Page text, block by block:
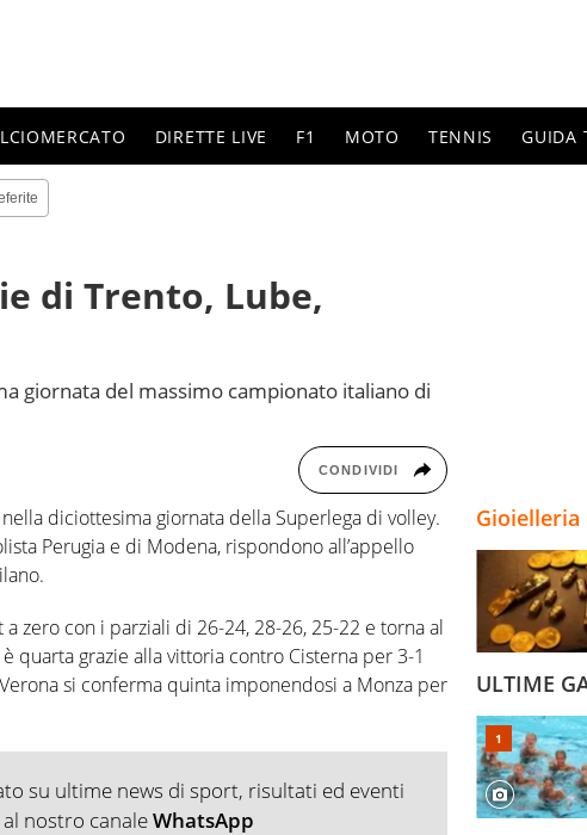
DIRETTE LIVE F1 MOTO TENNIS GUIDA
di Trento, Lube,
giornata del massimo campionato italiano di
CONDIVIDI
diciottesima giornata della Superlega di volley.
Perugia e di Modena, rispondono all’appello
zero con i parziali di 26-24, 28-26, 25-22 e torna al
quarta grazie alla vittoria contro Cisterna per 3-1
si conferma quinta imponendosi a Monza per
su ultime news di sport, risultati ed eventi
nostro canaleWhatsApp
Gioielleria
ULTIME